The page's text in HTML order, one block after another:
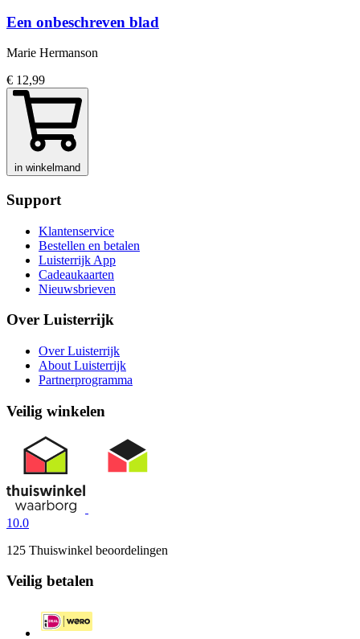
Een onbeschreven blad
Marie Hermanson
€ 12,99
in winkelmand
Support
Klantenservice
Bestellen en betalen
Luisterrijk App
Cadeaukaarten
Nieuwsbrieven
Over Luisterrijk
Over Luisterrijk
About Luisterrijk
Partnerprogramma
Veilig winkelen
10.0
125 Thuiswinkel beoordelingen
Veilig betalen